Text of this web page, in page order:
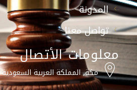
المدونة
تواصل معنا
معلومات الأتصال
مكة, المملكة العربية السعودية